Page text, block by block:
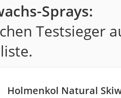
Sprays:
Testsieger
Holmenkol Natural